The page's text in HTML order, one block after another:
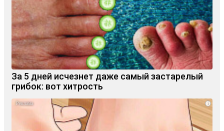
За 5 дней исчезнет даже самый застарелый
грибок: вот хитрость
i